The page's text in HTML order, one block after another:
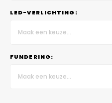
LED-VERLICHTING:
Maak een keuze...
FUNDERING:
Maak een keuze...